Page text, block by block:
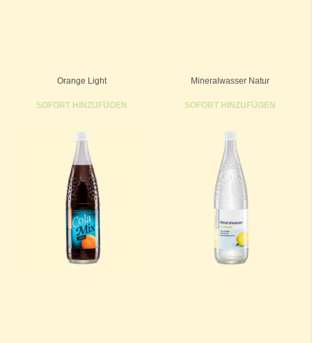
Orange Light
SOFORT HINZUFÜGEN
Mineralwasser Natur
SOFORT HINZUFÜGEN